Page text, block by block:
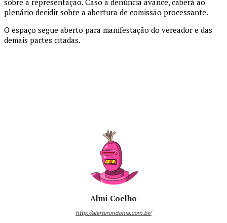
sobre a representação. Caso a denúncia avance, caberá ao
plenário decidir sobre a abertura de comissão processante.
O espaço segue aberto para manifestação do vereador e das
demais partes citadas.
Almi Coelho
http://alertarondonia.com.br/